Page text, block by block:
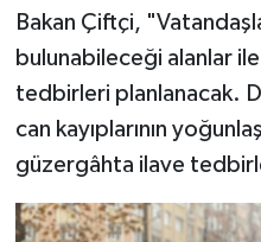
Bakan Çiftçi,
bulunabileceği alanlar
tedbirleri planlanacak.
can kayıplarının
güzergâhta ilave